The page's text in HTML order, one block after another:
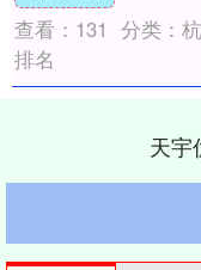
查看： 131 分类：
排名
天宇